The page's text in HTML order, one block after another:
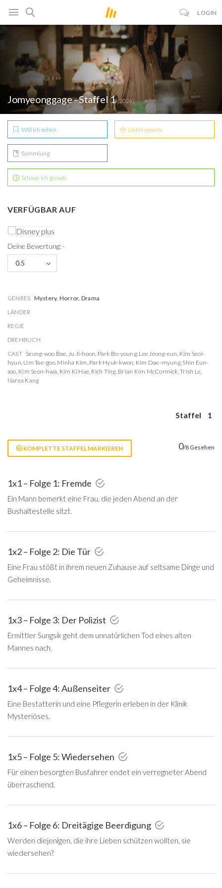
LOGIN
Jomyeonggage - Staffel 1(2024)
Will ich sehen Lieblingsserie
Sammlung
Schaue ich gerade
VERFÜGBAR AUF
Deine Bewertung: -
0.5
GENRES Mystery, Horror, Drama
LÄNDER
REGIE
DREHBUCH
CAST Seong-woo Bae, Ju Ji-hoon, Park Bo-young, Lee Jeong-eun, Kim Seol-
hyun, Um Tae-goo, Minha Kim, Park Hyuk-kwon, Kim Dae-myung, Shin Eun-
soo, Kim Seon-hwa, Kim Ki Hae, Rich Ting, Brian Kim McCormick,Trish Le,
Narea Kang
Staffel 1
KOMPLETTE STAFFEL MARKIEREN 0/8 Gesehen
1x1 – Folge 1: Fremde
Ein Mann bemerkt eine Frau, die jeden Abend an der
Bushaltestelle sitzt.
1x2 – Folge 2: Die Tür
Eine Frau stößt in ihrem neuen Zuhause auf seltsame Dinge und
Geheimnisse.
1x3 – Folge 3: Der Polizist
Ermittler Sungsik geht dem unnatürlichen Tod eines alten
Mannes nach.
1x4 – Folge 4: Außenseiter
Eine Bestatterin und eine Pflegerin erleben in der Klinik
Mysteriöses.
1x5 – Folge 5: Wiedersehen
Für einen besorgten Busfahrer endet ein verregneter Abend
überraschend.
1x6 – Folge 6: Dreitägige Beerdigung
Werden diejenigen, die ihre Lieben schützen wollten, sie
wiedersehen?